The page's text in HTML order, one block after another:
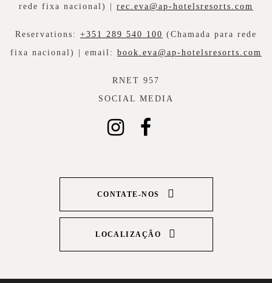
rede fixa nacional) | rec.eva@ap-hotelsresorts.com
Reservations: +351 289 540 100 (Chamada para rede
fixa nacional) | email: book.eva@ap-hotelsresorts.com
RNET 957
SOCIAL MEDIA
CONTATE-NOS
LOCALIZAÇÃO